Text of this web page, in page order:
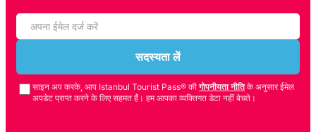
सदस्यता लें
साइन अप करके, आप Istanbul Tourist Pass® की गोपनीयता नीतिके अनुसार ईमेल
अपडेट प्राप्त करने के लिए सहमत हैं। हम आपका व्यक्तिगत डेटा नहीं बेचते।